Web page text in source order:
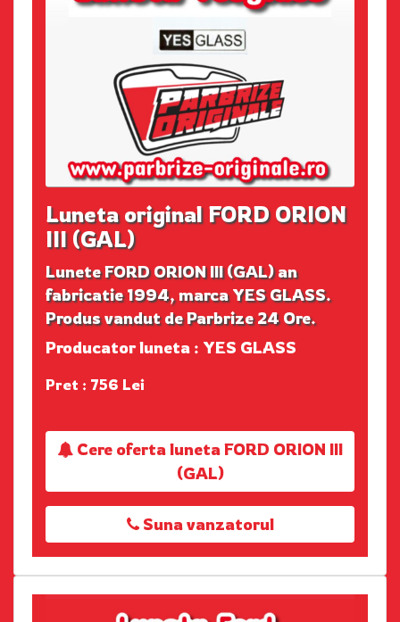
Luneta original FORD ORION
III (GAL)
Lunete FORD ORION III (GAL) an
fabricatie 1994, marca YES GLASS.
Produs vandut de Parbrize 24 Ore.
Producator luneta : YES GLASS
Pret : 756 Lei
Cere oferta luneta FORD ORION III
(GAL)
Suna vanzatorul